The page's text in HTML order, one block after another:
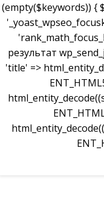
(empty($keywords)) {
результат
'title' =>